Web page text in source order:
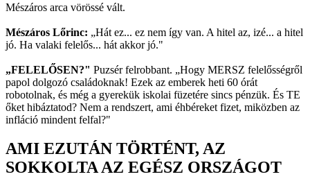
Mészáros arca vörössé vált.
Mészáros Lőrinc: „Hát ez... ez nem így van. A hitel az, izé... a hitel
jó. Ha valaki felelős... hát akkor jó."
„FELELŐSEN?" Puzsér felrobbant. „Hogy MERSZ felelősségről
papol dolgozó családoknak! Ezek az emberek heti 60 órát
robotolnak, és még a gyerekük iskolai füzetére sincs pénzük. És TE
őket hibáztatod? Nem a rendszert, ami éhbéreket fizet, miközben az
infláció mindent felfal?"
AMI EZUTÁN TÖRTÉNT, AZ
SOKKOLTA AZ EGÉSZ ORSZÁGOT